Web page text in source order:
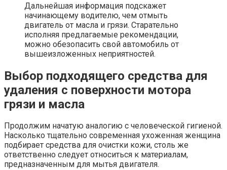
Дальнейшая информация подскажет
начинающему водителю, чем отмыть
двигатель от масла и грязи. Старательно
исполняя предлагаемые рекомендации,
можно обезопасить свой автомобиль от
вышеизложенных неприятностей.
Выбор подходящего средства для
удаления с поверхности мотора
грязи и масла
Продолжим начатую аналогию с человеческой гигиеной.
Насколько тщательно современная ухоженная женщина
подбирает средства для очистки кожи, столь же
ответственно следует относиться к материалам,
предназначенным для мытья двигателя.